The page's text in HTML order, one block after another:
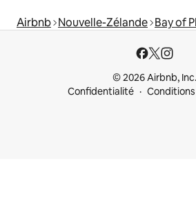
Airbnb Nouvelle-Zélande Bay of
© 2026 Airbnb, Inc.
Confidentialité